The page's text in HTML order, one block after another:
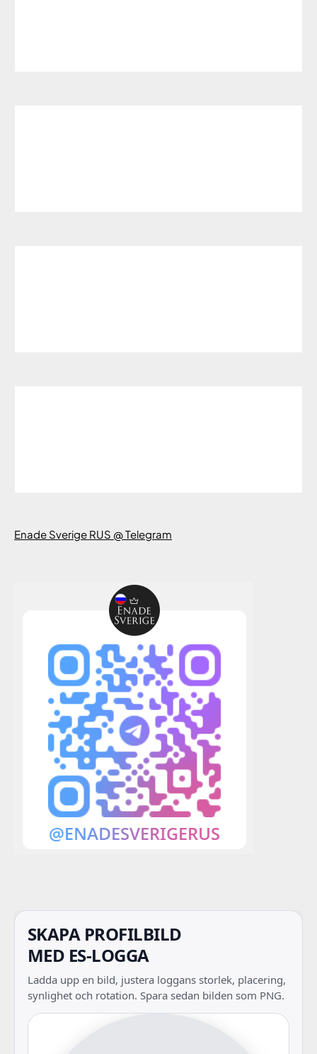
Enade Sverige RUS @ Telegram
SKAPA PROFILBILD
MED ES-LOGGA
Ladda upp en bild, justera loggans storlek, placering,
synlighet och rotation. Spara sedan bilden som PNG.